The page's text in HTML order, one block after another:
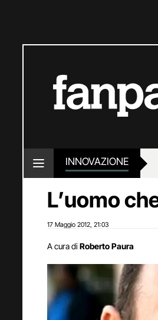
INNOVAZIONE
L’uomo
17 Maggio 2012 21:03
A cura di Roberto Paura